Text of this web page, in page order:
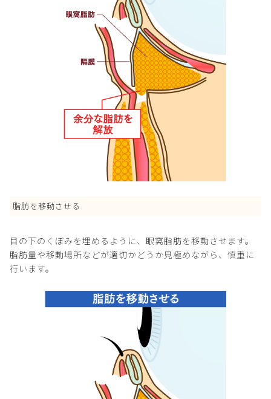
脂肪を移動させる
目の下のくぼみを埋めるように、眼窩脂肪を移動させます。
脂肪量や移動場所などが適切かどうか見極めながら、慎重に
行います。